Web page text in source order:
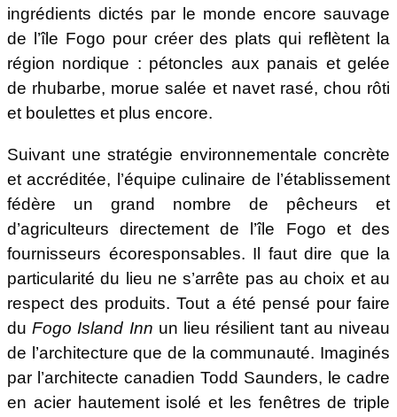
ingrédients dictés par le monde encore sauvage
de l’île Fogo pour créer des plats qui reflètent la
région nordique : pétoncles aux panais et gelée
de rhubarbe, morue salée et navet rasé, chou rôti
et boulettes et plus encore.
Suivant une stratégie environnementale concrète
et accréditée, l’équipe culinaire de l’établissement
fédère un grand nombre de pêcheurs et
d’agriculteurs directement de l’île Fogo et des
fournisseurs écoresponsables. Il faut dire que la
particularité du lieu ne s’arrête pas au choix et au
respect des produits. Tout a été pensé pour faire
du Fogo Island Inn un lieu résilient tant au niveau
de l’architecture que de la communauté. Imaginés
par l’architecte canadien Todd Saunders, le cadre
en acier hautement isolé et les fenêtres de triple